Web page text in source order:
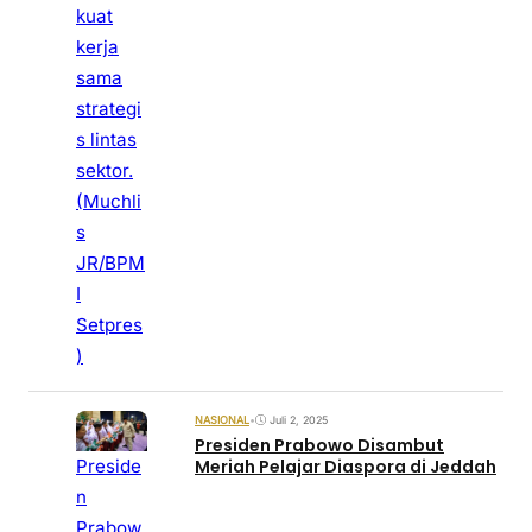
kuat
kerja
sama
strategi
s lintas
sektor.
(Muchli
s
JR/BPM
I
Setpres
)
Preside
n
NASIONAL • Juli 2, 2025
Presiden Prabowo Disambut
Meriah Pelajar Diaspora di Jeddah